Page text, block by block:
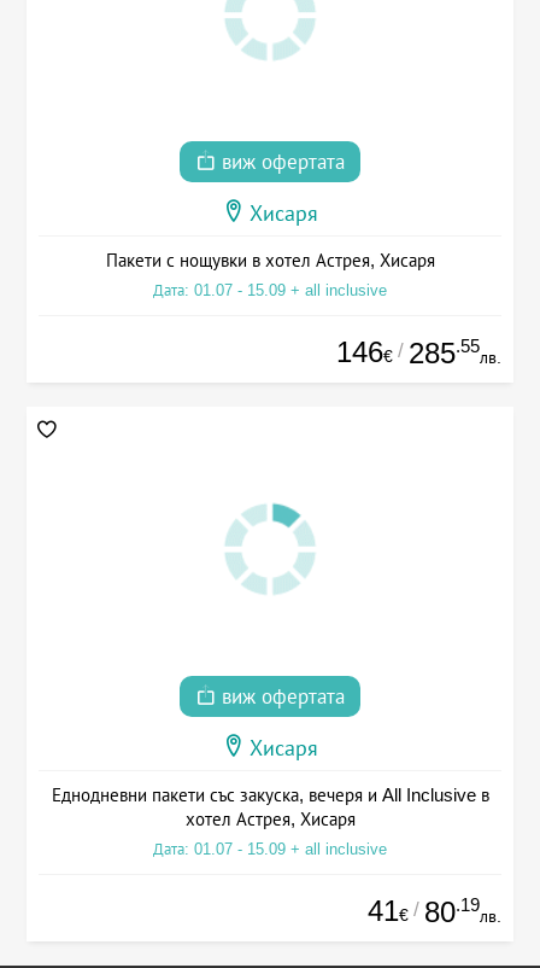
виж офертата
Хисаря
Пакети с нощувки в хотел Астрея, Хисаря
Дата: 01.07 - 15.09 + all inclusive
146€ / 285.55
лв.
виж офертата
Хисаря
Еднодневни пакети със закуска, вечеря и All Inclusive в
хотел Астрея, Хисаря
Дата: 01.07 - 15.09 + all inclusive
41€ / 80.19
лв.